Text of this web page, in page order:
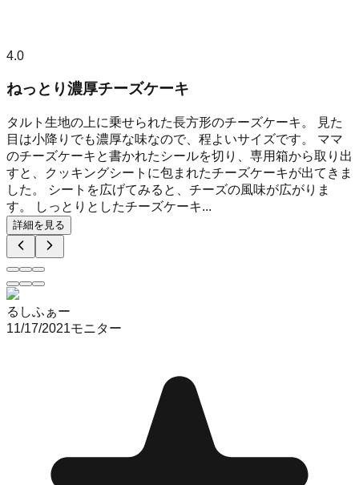
4.0
ねっとり濃厚チーズケーキ
タルト生地の上に乗せられた長方形のチーズケーキ。 見た
目は小降りでも濃厚な味なので、程よいサイズです。 ママ
のチーズケーキと書かれたシールを切り、専用箱から取り出
すと、クッキングシートに包まれたチーズケーキが出てきま
した。 シートを広げてみると、チーズの風味が広がりま
す。 しっとりとしたチーズケーキ...
詳細を見る
るしふぁー
11/17/2021モニター